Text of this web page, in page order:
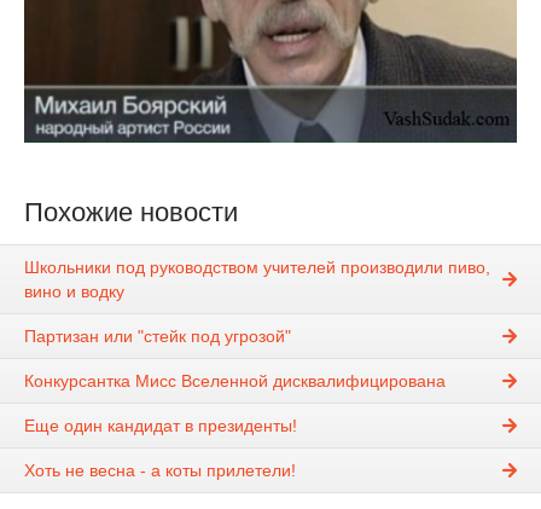
Похожие новости
Школьники под руководством учителей производили пиво,
вино и водку
Партизан или "стейк под угрозой"
Конкурсантка Мисс Вселенной дисквалифицирована
Еще один кандидат в президенты!
Хоть не весна - а коты прилетели!